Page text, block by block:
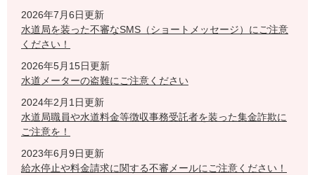
2026年7月6日更新
水道局を装った不審なSMS（ショートメッセージ）にご注意
ください！
2026年5月15日更新
水道メーターの盗難にご注意ください
2024年2月1日更新
水道局職員や水道料金等徴収事務受託者を装った集金詐欺に
ご注意を！
2023年6月9日更新
給水停止や料金請求に関する不審メールにご注意ください！